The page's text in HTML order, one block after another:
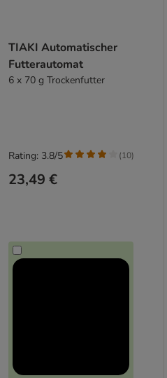
TIAKI Automatischer
Futterautomat
6 x 70 g Trockenfutter
23,49 €
Rating: 3.8/5 (10)